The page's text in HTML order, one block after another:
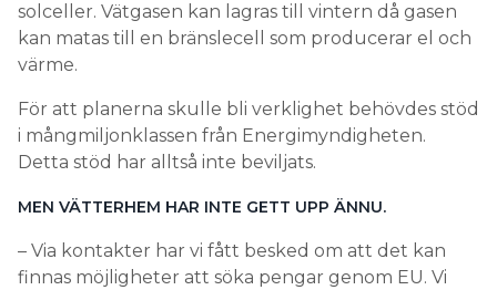
solceller. Vätgasen kan lagras till vintern då gasen
kan matas till en bränslecell som producerar el och
värme.
För att planerna skulle bli verklighet behövdes stöd
i mångmiljonklassen från Energimyndigheten.
Detta stöd har alltså inte beviljats.
MEN VÄTTERHEM HAR INTE GETT UPP ÄNNU.
– Via kontakter har vi fått besked om att det kan
finnas möjligheter att söka pengar genom EU. Vi